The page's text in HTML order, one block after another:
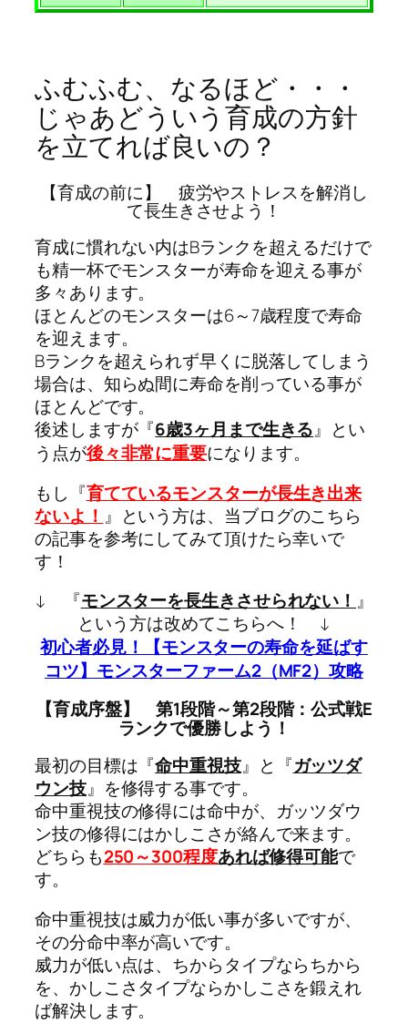
ふむふむ、なるほど・・・
じゃあどういう育成の方針
を立てれば良いの？
【育成の前に】 疲労やストレスを解消し
て長生きさせよう！
育成に慣れない内はBランクを超えるだけで
も精一杯でモンスターが寿命を迎える事が
多々あります。
ほとんどのモンスターは6～7歳程度で寿命
を迎えます。
Bランクを超えられず早くに脱落してしまう
場合は、知らぬ間に寿命を削っている事が
ほとんどです。
後述しますが『6歳3ヶ月まで生きる』とい
う点が後々非常に重要になります。
もし『育てているモンスターが長生き出来
ないよ！ 』という方は、当ブログのこちら
の記事を参考にしてみて頂けたら幸いで
す！
↓ 『モンスターを長生きさせられない！ 』
という方は改めてこちらへ！ ↓
初心者必見！【モンスターの寿命を延ばす
コツ】モンスターファーム2（MF2）攻略
【育成序盤】 第1段階～第2段階：公式戦E
ランクで優勝しよう！
最初の目標は『命中重視技』と『ガッツダ
ウン技』を修得する事です。
命中重視技の修得には命中が、ガッツダウ
ン技の修得にはかしこさが絡んで来ます。
どちらも250～300程度あれば修得可能で
す。
命中重視技は威力が低い事が多いですが、
その分命中率が高いです。
威力が低い点は、ちからタイプならちから
を、かしこさタイプならかしこさを鍛えれ
ば解決します。